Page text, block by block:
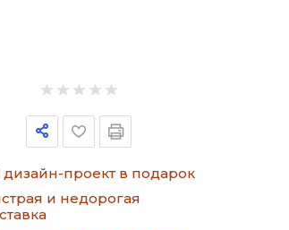
дизайн-проект в подарок
и недорогая